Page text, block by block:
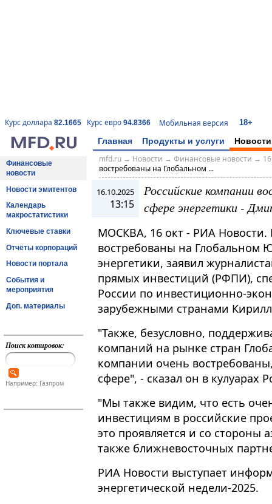
Курс доллара 82.1665 Курс евро 94.8366 Мобильная версия 18+
Главная Продукты и услуги Новости
Финансовые
новости
Новости эмитентов
Календарь
макростатистики
Ключевые ставки
Отчёты корпораций
Новости портала
События и
мероприятия
Доп. материалы
Поиск котировок:
Например: Газпром
mfd.ru→ Новости → Финансовые новости →
востребованы на Глобальном ...
16.10.2025
13:15
Российские компании
сфере энергетики -
МОСКВА, 16 окт - РИА Новости.
востребованы на Глобальном
энергетики, заявил
прямых инвестиций (РФПИ),
России по инвестиционно-
зарубежными странами
"Также, безусловно,
компаний на рынке стран
компании очень
сфере", - сказал он в кулуарах
"Мы также видим, что есть
инвестициям в российские
это проявляется и со стороны
также ближневосточных
РИА Новости выступает
энергетической недели-2025.